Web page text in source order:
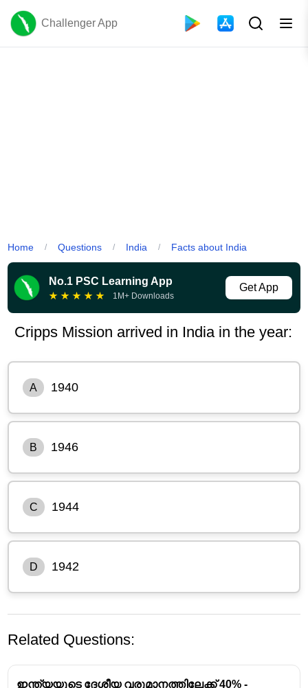
Challenger App
Home / Questions / India / Facts about India
No.1 PSC Learning App
★ ★ ★ ★ ★ 1M+ Downloads
Get App
Cripps Mission arrived in India in the year:
A 1940
B 1946
C 1944
D 1942
Related Questions:
ഇന്ത്യയുടെ ദേശീയ വരുമാനത്തിലേക്ക് 40% -